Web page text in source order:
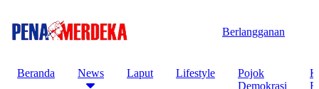
Berlangganan
Beranda News Laput Lifestyle
Pojok
Demokrasi